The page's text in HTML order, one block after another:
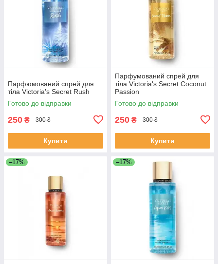
Парфюмований спрей для
тіла Victoria's Secret Rush
Готово до відправки
250 ₴ 300 ₴
Купити
Парфумований спрей для
тіла Victoria's Secret Coconut
Passion
Готово до відправки
250 ₴ 300 ₴
Купити
–17% –17%